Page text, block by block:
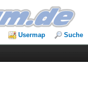
Usermap Suche